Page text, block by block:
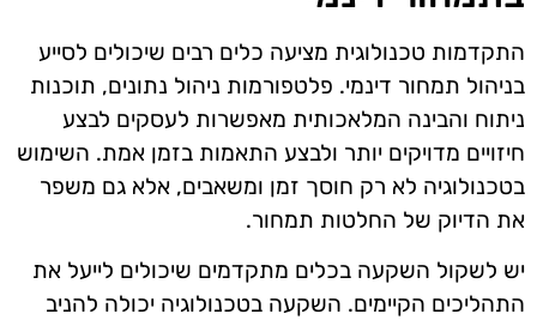
התקדמות טכנולוגית מציעה כלים רבים שיכולים לסייע
בניהול תמחור דינמי. פלטפורמות ניהול נתונים, תוכנות
ניתוח והבינה המלאכותית מאפשרות לעסקים לבצע
חיזויים מדויקים יותר ולבצע התאמות בזמן אמת. השימוש
בטכנולוגיה לא רק חוסך זמן ומשאבים, אלא גם משפר
את הדיוק של החלטות תמחור.
יש לשקול השקעה בכלים מתקדמים שיכולים לייעל את
התהליכים הקיימים. השקעה בטכנולוגיה יכולה להניב